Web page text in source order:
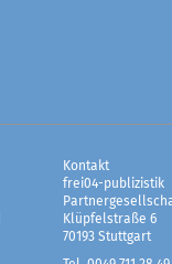
Kontakt
frei04-publizistik
Klüpfelstraße 6
70193 Stuttgart